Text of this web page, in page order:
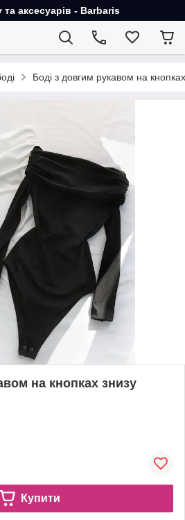
та аксесуарів - Barbaris
Боді з довгим рукавом на
на кнопках знизу
Купити